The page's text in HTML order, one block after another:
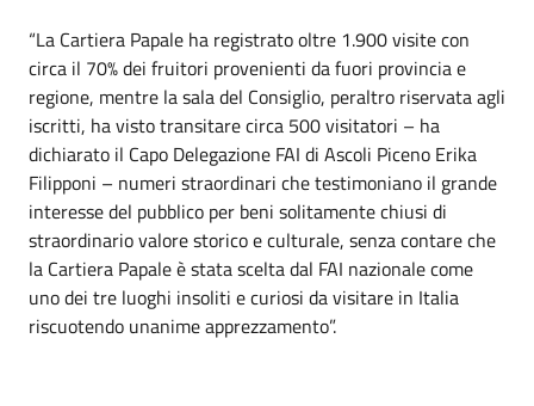
“La Cartiera Papale ha registrato oltre 1.900 visite con
circa il 70% dei fruitori provenienti da fuori provincia e
regione, mentre la sala del Consiglio, peraltro riservata agli
iscritti, ha visto transitare circa 500 visitatori – ha
dichiarato il Capo Delegazione FAI di Ascoli Piceno Erika
Filipponi – numeri straordinari che testimoniano il grande
interesse del pubblico per beni solitamente chiusi di
straordinario valore storico e culturale, senza contare che
la Cartiera Papale è stata scelta dal FAI nazionale come
uno dei tre luoghi insoliti e curiosi da visitare in Italia
riscuotendo unanime apprezzamento”.